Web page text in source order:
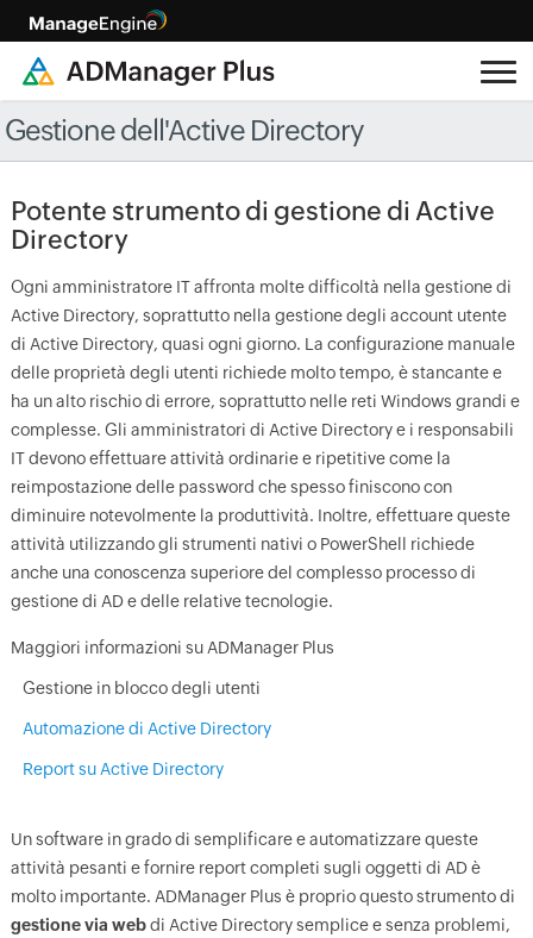
Gestione dell'Active Directory
Potente strumento di gestione di Active
Directory
Ogni amministratore IT affronta molte difficoltà nella gestione di
Active Directory, soprattutto nella gestione degli account utente
di Active Directory, quasi ogni giorno. La configurazione manuale
delle proprietà degli utenti richiede molto tempo, è stancante e
ha un alto rischio di errore, soprattutto nelle reti Windows grandi e
complesse. Gli amministratori di Active Directory e i responsabili
IT devono effettuare attività ordinarie e ripetitive come la
reimpostazione delle password che spesso finiscono con
diminuire notevolmente la produttività. Inoltre, effettuare queste
attività utilizzando gli strumenti nativi o PowerShell richiede
anche una conoscenza superiore del complesso processo di
gestione di AD e delle relative tecnologie.
Maggiori informazioni su ADManager Plus
Gestione in blocco degli utenti
Automazione di Active Directory
Report su Active Directory
Un software in grado di semplificare e automatizzare queste
attività pesanti e fornire report completi sugli oggetti di AD è
molto importante. ADManager Plus è proprio questo strumento di
gestione via webdi Active Directory semplice e senza problemi,